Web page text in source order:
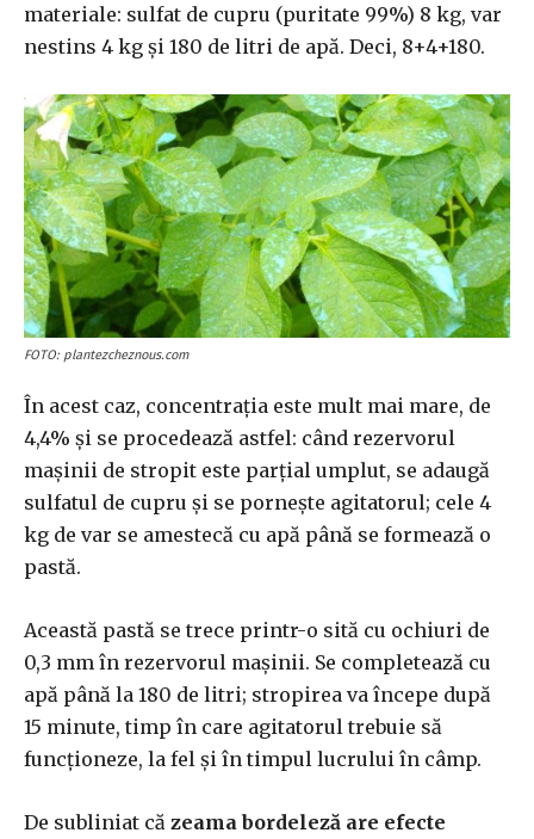
materiale: sulfat de cupru (puritate 99%) 8 kg, var
nestins 4 kg şi 180 de litri de apă. Deci, 8+4+180.
FOTO: plantezcheznous.com
În acest caz, concentraţia este mult mai mare, de
4,4% şi se procedează astfel: când rezervorul
maşinii de stropit este parţial umplut, se adaugă
sulfatul de cupru şi se porneşte agitatorul; cele 4
kg de var se amestecă cu apă până se formează o
pastă.
Această pastă se trece printr-o sită cu ochiuri de
0,3 mm în rezervorul maşinii. Se completează cu
apă până la 180 de litri; stropirea va începe după
15 minute, timp în care agitatorul trebuie să
funcţioneze, la fel şi în timpul lucrului în câmp.
De subliniat că zeama bordeleză are efecte